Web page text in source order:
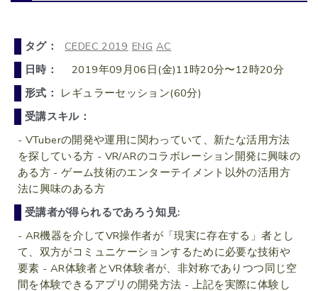
タグ： CEDEC 2019 ENG AC
日時：
2019年09月06日(金)11時20分〜12時20分
形式： レギュラーセッション(60分)
受講スキル：
- VTuberの開発や運用に関わっていて、新たな活用方法
を探している方 - VR/ARのコラボレーション開発に興味の
ある方 - ゲーム技術のエンターテイメント以外の活用方
法に興味のある方
受講者が得られるであろう知見:
- AR機器を介してVR操作者が「現実に存在する」者とし
て、双方がコミュニケーションするために必要な技術や
要素 - AR体験者とVR体験者が、非対称でありつつ同じ空
間を体験できるアプリの開発方法 - 上記を実際に体験し